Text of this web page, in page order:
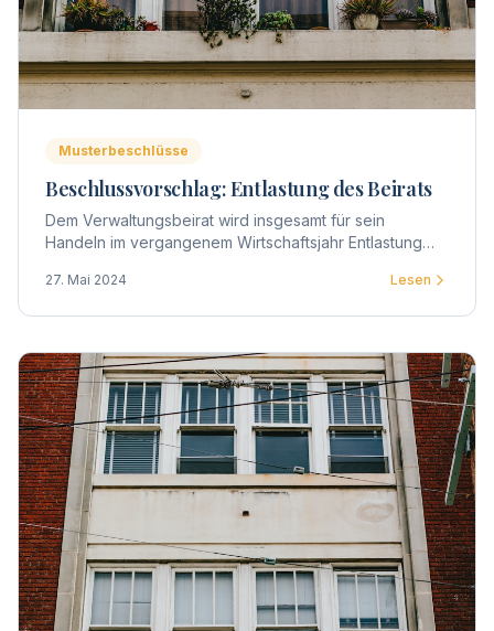
Musterbeschlüsse
Beschlussvorschlag: Entlastung des Beirats
Dem Verwaltungsbeirat wird insgesamt für sein
Handeln im vergangenem Wirtschaftsjahr Entlastung
27. Mai 2024 Lesen